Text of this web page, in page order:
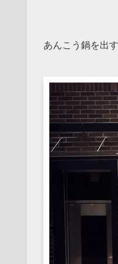
あんこう鍋を出